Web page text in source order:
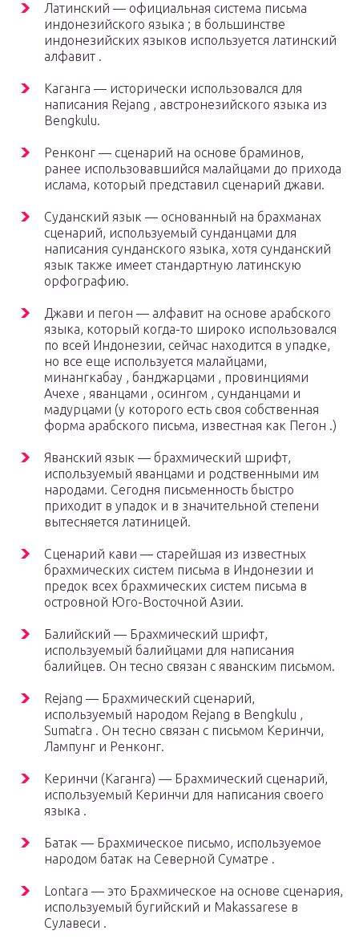
Латинский — официальная система письма
индонезийского языка ; в большинстве
индонезийских языков используется латинский
алфавит .
Каганга — исторически использовался для
написания Rejang , австронезийского языка из
Bengkulu.
Ренконг — сценарий на основе браминов,
ранее использовавшийся малайцами до прихода
ислама, который представил сценарий джави.
Суданский язык — основанный на брахманах
сценарий, используемый сунданцами для
написания сунданского языка, хотя сунданский
язык также имеет стандартную латинскую
орфографию.
Джави и пегон — алфавит на основе арабского
языка, который когда-то широко использовался
по всей Индонезии, сейчас находится в упадке,
но все еще используется малайцами,
минангкабау , банджарцами , провинциями
Ачехе , яванцами , осингом , сунданцами и
мадурцами (у которого есть своя собственная
форма арабского письма, известная как Пегон .)
Яванский язык — брахмический шрифт,
используемый яванцами и родственными им
народами. Сегодня письменность быстро
приходит в упадок и в значительной степени
вытесняется латиницей.
Сценарий кави — старейшая из известных
брахмических систем письма в Индонезии и
предок всех брахмических систем письма в
островной Юго-Восточной Азии.
Балийский — Брахмический шрифт,
используемый балийцами для написания
балийцев. Он тесно связан с яванским письмом.
Rejang — Брахмический сценарий,
используемый народом Rejang в Bengkulu ,
Sumatra . Он тесно связан с письмом Керинчи,
Лампунг и Ренконг.
Керинчи (Каганга) — Брахмический сценарий,
используемый Керинчи для написания своего
языка .
Батак — Брахмическое письмо, используемое
народом батак на Северной Суматре .
Lontara — это Брахмическое на основе сценария,
используемый бугийский и Makassarese в
Сулавеси .